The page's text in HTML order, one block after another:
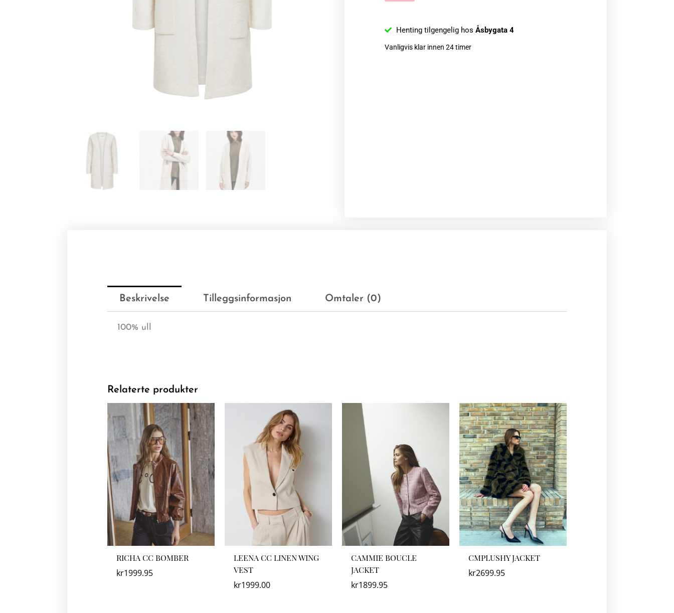
Henting tilgengelig hos Åsbygata 4
Vanligvis klar innen 24 timer
Beskrivelse Tilleggsinformasjon Omtaler (0)
100% ull
Relaterte produkter
RICHA CC BOMBER
kr1999.95
LEENA CC LINEN WING
VEST
kr1999.00
CAMMIE BOUCLE
JACKET
kr1899.95
CMPLUSHY JACKET
kr2699.95